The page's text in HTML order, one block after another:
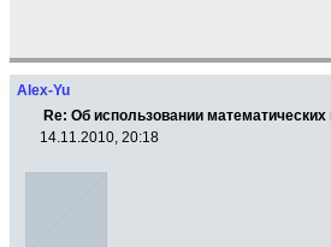
Alex-Yu
Re: Об использовании математических
14.11.2010, 20:18